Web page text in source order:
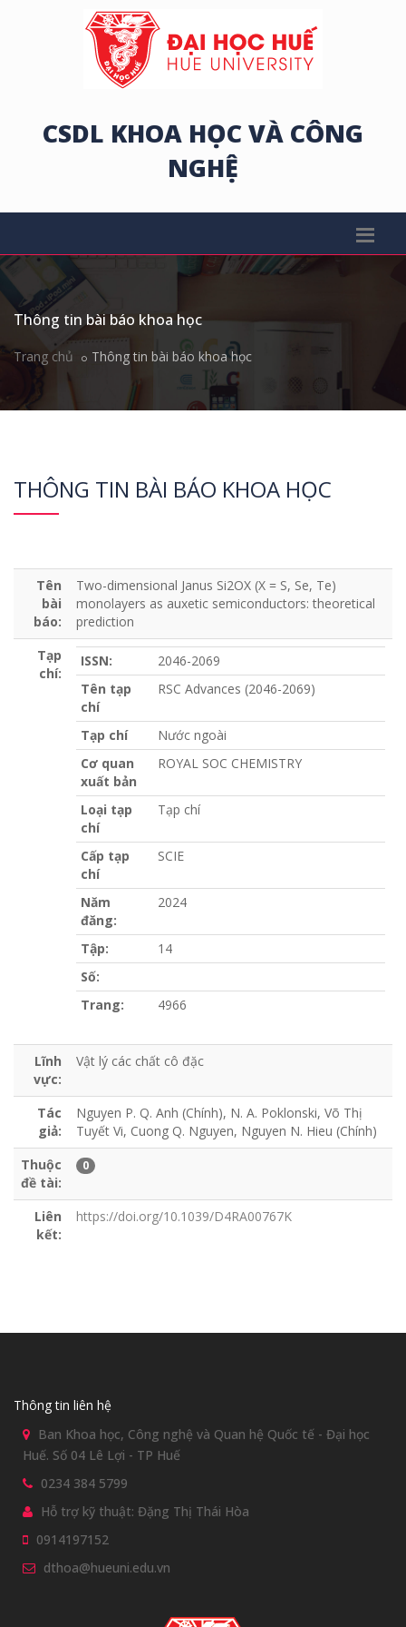
CSDL KHOA HỌC VÀ CÔNG
NGHỆ
Thông tin bài báo khoa học
Trang chủ Thông tin bài báo khoa học
THÔNG TIN BÀI BÁO KHOA HỌC
Tên
bài
báo:
Two-dimensional Janus Si2OX (X = S, Se, Te)
monolayers as auxetic semiconductors: theoretical
prediction
Tạp
chí:
ISSN:
2046-2069
Tên tạp
chí
RSC Advances (2046-2069)
Tạp chí
Nước ngoài
Cơ quan
xuất bản
ROYAL SOC CHEMISTRY
Loại tạp
chí
Tạp chí
Cấp tạp
chí
SCIE
Năm
đăng:
2024
Tập:
14
Số:
Trang:
4966
Lĩnh
vực:
Vật lý các chất cô đặc
Tác
giả:
Nguyen P. Q. Anh (Chính), N. A. Poklonski, Võ Thị
Tuyết Vi, Cuong Q. Nguyen, Nguyen N. Hieu (Chính)
Thuộc
đề tài:
0
Liên
kết:
https://doi.org/10.1039/D4RA00767K
Thông tin liên hệ
Ban Khoa học, Công nghệ và Quan hệ Quốc tế - Đại học
Huế. Số 04 Lê Lợi - TP Huế
0234 384 5799
Hỗ trợ kỹ thuật: Đặng Thị Thái Hòa
0914197152
dthoa@hueuni.edu.vn